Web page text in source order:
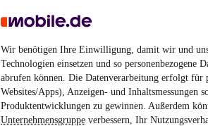
Wir benötigen Ihre Einwilligung, damit wir und
Technologien einsetzen und so personenbezogene
abrufen können. Die Datenverarbeitung erfolgt für
Websites/Apps), Anzeigen- und Inhaltsmessungen
Produktentwicklungen zu gewinnen. Außerdem
Unternehmensgruppe verbessern, Ihr